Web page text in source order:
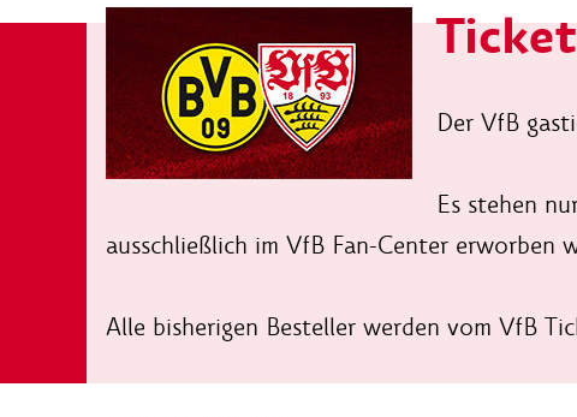
Der VfB
Es stehen
ausschließlich im VfB Fan-Center erworben
Alle bisherigen Besteller werden vom VfB